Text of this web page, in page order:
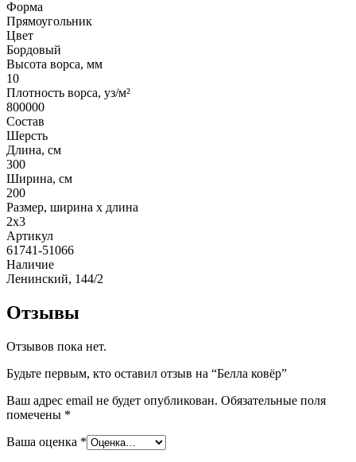
Форма
Прямоугольник
Цвет
Бордовый
Высота ворса, мм
10
Плотность ворса, уз/м²
800000
Состав
Шерсть
Длина, см
300
Ширина, см
200
Размер, ширина x длина
2x3
Артикул
61741-51066
Наличие
Ленинский, 144/2
Отзывы
Отзывов пока нет.
Будьте первым, кто оставил отзыв на “Белла ковёр”
Ваш адрес email не будет опубликован. Обязательные поля
помечены *
Ваша оценка *